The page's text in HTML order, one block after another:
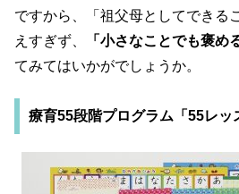
ですから、「祖父母としてできる
えすぎず、
「小さなことでも褒め
てみてはいかがでしょうか。
療育55段階プログラム「55レッ